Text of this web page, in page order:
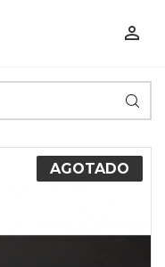

AGOTADO